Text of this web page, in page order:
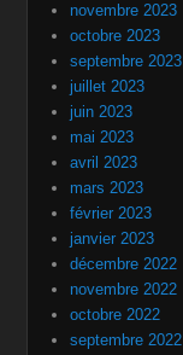
novembre 2023
octobre 2023
septembre 2023
juillet 2023
juin 2023
mai 2023
avril 2023
mars 2023
février 2023
janvier 2023
décembre 2022
novembre 2022
octobre 2022
septembre 2022